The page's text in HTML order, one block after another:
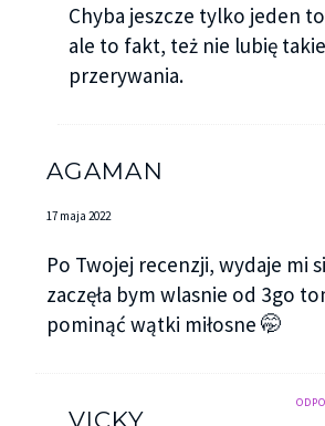
Chyba jeszcze tylko jeden
ale to fakt, też nie lubię
przerywania.
AGAMAN
17 maja 2022
Po Twojej recenzji, wydaje mi
zaczęła bym wlasnie od 3go
pominąć wątki miłosne 🤭
VICKY